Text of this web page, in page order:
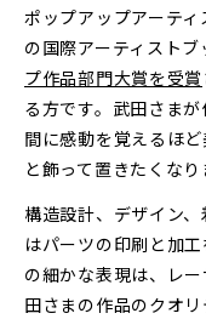
ポップアップアーテ
の国際アーティスト
プ作品部門大賞を受賞
る方です。武田さま
間に感動を覚えるほ
と飾って置きたくなり
構造設計、デザイン
はパーツの印刷と加
の細かな表現は、レ
田さまの作品のクオ